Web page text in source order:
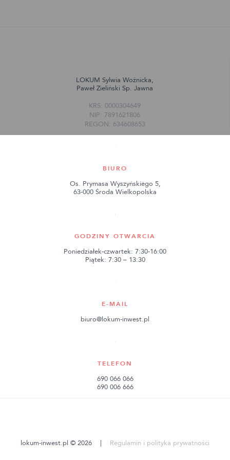
LOKUM Sylwia Woźnicka,
Paweł Zieliński Sp. Jawna
KRS: 0000304649
NIP: 7891621806
REGON: 634608653
BIURO
Os. Prymasa Wyszyńskiego 5,
63-000 Środa Wielkopolska
GODZINY OTWARCIA
Poniedziałek-czwartek: 7:30-16:00
Piątek: 7:30 – 13:30
E-MAIL
biuro@lokum-inwest.pl
TELEFON
690 066 066
690 006 666
lokum-inwest.pl © 2026 | Regulamin i polityka prywatności